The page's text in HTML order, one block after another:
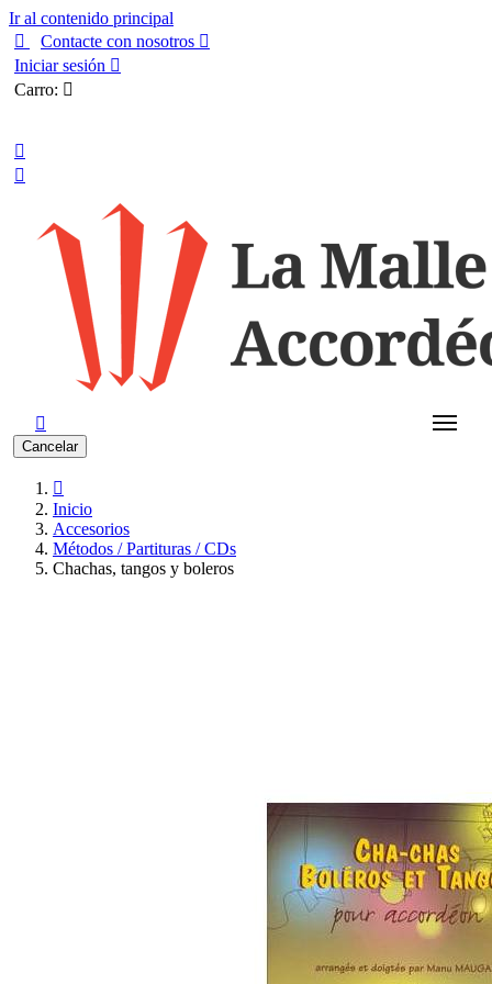
Ir al contenido principal

Contacte con nosotros 
Iniciar sesión 
Carro: 



Cancelar

Inicio
Accesorios
Métodos / Partituras / CDs
Chachas, tangos y boleros